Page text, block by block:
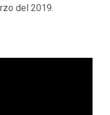
del 2019.